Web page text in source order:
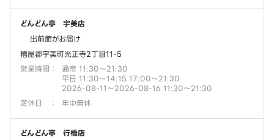
どんどん亭 宇美店
出前館がお届け
糟屋郡宇美町光正寺2丁目11-5
営業時間 ：
通常 11:30～21:30
平日 11:30～14:15 17:00～21:30
2026-08-11～2026-08-16 11:30～21:30
定休日
： 年中無休
どんどん亭 行橋店